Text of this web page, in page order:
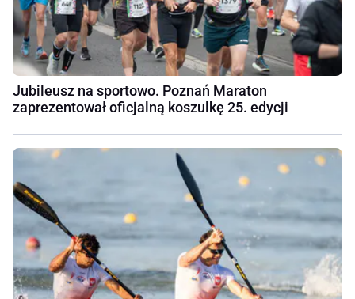
Jubileusz na sportowo. Poznań Maraton
zaprezentował oficjalną koszulkę 25. edycji